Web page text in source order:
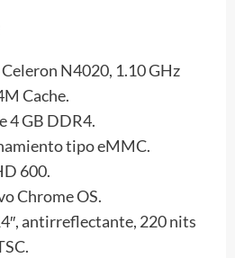
N4020, 1.10 GHz
Cache.
4 GB DDR4.
tipo eMMC.
600.
Chrome OS.
antirreflectante, 220 nits